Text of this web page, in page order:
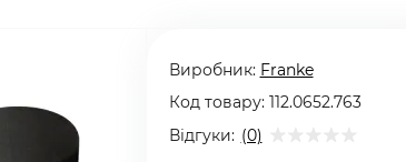
Виробник: Franke
Код товару: 112.0652.763
Відгуки: (0)